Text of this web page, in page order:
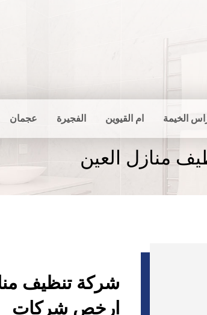
الخيمة ام القيوين الفجيرة عجمان
منازل العين
ارخص شركات